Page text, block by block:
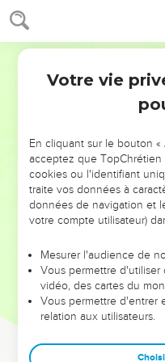
NE MANQUEZ
DE
ET SI LEURS ERREURS
leur foi ou leur vision. Mais
et les saisons difficiles
sont elles
Dans cette conférence,
clés pour avancer avec
Votre vie
En cliquant sur le bouton
acceptez que TopChrétien
cookies ou l'identifiant
traite vos données à
données de navigation et
votre compte utilisateur)
Mesurer l'audience de
Vous permettre d'utiliser
vidéo, des cartes du
Vous permettre d'entrer
relation aux utilisateurs.